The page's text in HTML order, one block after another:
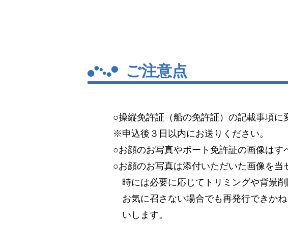
ご注意点
○操縦免許証（船の免許証）の記載事項に
※申込後３日以内にお送りください。
○お顔のお写真やボート免許証の画像はす
○お顔のお写真は添付いただいた画像を当
時には必要に応じてトリミングや背景
お気に召さない場合でも再発行できか
いします。